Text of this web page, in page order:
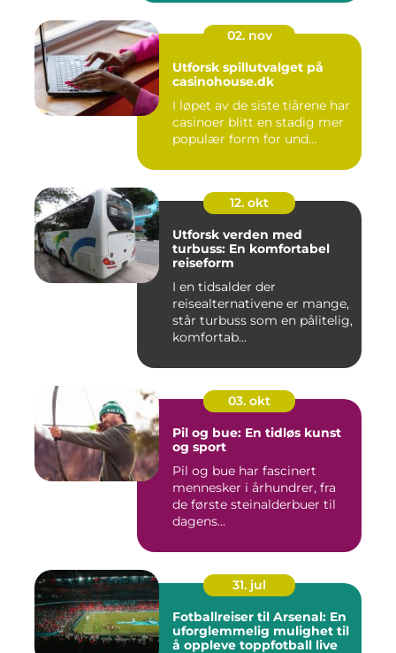
02. nov
Utforsk spillutvalget på
casinohouse.dk
I løpet av de siste tiårene har
casinoer blitt en stadig mer
populær form for und...
12. okt
Utforsk verden med
turbuss: En komfortabel
reiseform
I en tidsalder der
reisealternativene er mange,
står turbuss som en pålitelig,
komfortab...
03. okt
Pil og bue: En tidløs kunst
og sport
Pil og bue har fascinert
mennesker i århundrer, fra
de første steinalderbuer til
dagens...
31. jul
Fotballreiser til Arsenal: En
uforglemmelig mulighet til
å oppleve toppfotball live